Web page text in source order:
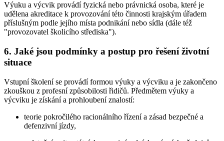
Výuku a výcvik provádí fyzická nebo právnická osoba, které je
udělena akreditace k provozování této činnosti krajským úřadem
příslušným podle jejího místa podnikání nebo sídla (dále též
"provozovatel školicího střediska").
6. Jaké jsou podmínky a postup pro řešení životní
situace
Vstupní školení se provádí formou výuky a výcviku a je zakončeno
zkouškou z profesní způsobilosti řidičů. Předmětem výuky a
výcviku je získání a prohloubení znalostí:
teorie pokročilého racionálního řízení a zásad bezpečné a
defenzivní jízdy,